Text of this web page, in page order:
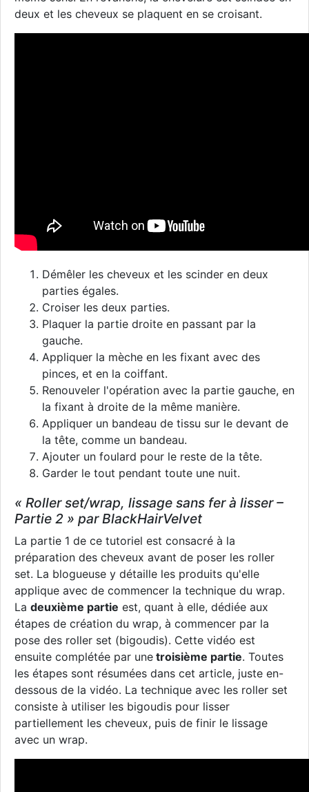
deux et les cheveux se plaquent en se croisant.
Démêler les cheveux et les scinder en deux
parties égales.
Croiser les deux parties.
Plaquer la partie droite en passant par la
gauche.
Appliquer la mèche en les fixant avec des
pinces, et en la coiffant.
Renouveler l'opération avec la partie gauche, en
la fixant à droite de la même manière.
Appliquer un bandeau de tissu sur le devant de
la tête, comme un bandeau.
Ajouter un foulard pour le reste de la tête.
Garder le tout pendant toute une nuit.
« Roller set/wrap, lissage sans fer à lisser –
Partie 2 » par BlackHairVelvet
La partie 1 de ce tutoriel est consacré à la
préparation des cheveux avant de poser les roller
set. La blogueuse y détaille les produits qu'elle
applique avec de commencer la technique du wrap.
La deuxième partie est, quant à elle, dédiée aux
étapes de création du wrap, à commencer par la
pose des roller set (bigoudis). Cette vidéo est
ensuite complétée par une troisième partie. Toutes
les étapes sont résumées dans cet article, juste en-
dessous de la vidéo. La technique avec les roller set
consiste à utiliser les bigoudis pour lisser
partiellement les cheveux, puis de finir le lissage
avec un wrap.